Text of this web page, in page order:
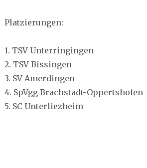
Platzierungen:
1. TSV Unterringingen
2. TSV Bissingen
3. SV Amerdingen
4. SpVgg Brachstadt-Oppertshofen
5. SC Unterliezheim